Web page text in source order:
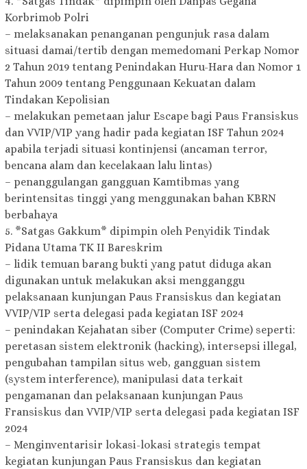
Korbrimob Polri
– melaksanakan penanganan pengunjuk rasa dalam
situasi damai/tertib dengan memedomani Perkap Nomor
2 Tahun 2019 tentang Penindakan Huru-Hara dan Nomor 1
Tahun 2009 tentang Penggunaan Kekuatan dalam
Tindakan Kepolisian
– melakukan pemetaan jalur Escape bagi Paus Fransiskus
dan VVIP/VIP yang hadir pada kegiatan ISF Tahun 2024
apabila terjadi situasi kontinjensi (ancaman terror,
bencana alam dan kecelakaan lalu lintas)
– penanggulangan gangguan Kamtibmas yang
berintensitas tinggi yang menggunakan bahan KBRN
berbahaya
5. *Satgas Gakkum* dipimpin oleh Penyidik Tindak
Pidana Utama TK II Bareskrim
– lidik temuan barang bukti yang patut diduga akan
digunakan untuk melakukan aksi mengganggu
pelaksanaan kunjungan Paus Fransiskus dan kegiatan
VVIP/VIP serta delegasi pada kegiatan ISF 2024
– penindakan Kejahatan siber (Computer Crime) seperti:
peretasan sistem elektronik (hacking), intersepsi illegal,
pengubahan tampilan situs web, gangguan sistem
(system interference), manipulasi data terkait
pengamanan dan pelaksanaan kunjungan Paus
Fransiskus dan VVIP/VIP serta delegasi pada kegiatan ISF
2024
– Menginventarisir lokasi-lokasi strategis tempat
kegiatan kunjungan Paus Fransiskus dan kegiatan